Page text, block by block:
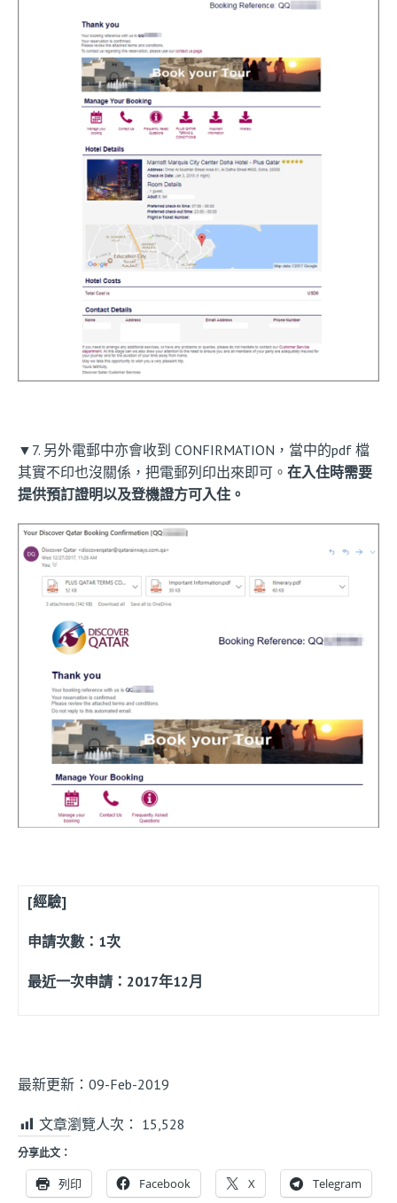
▼7. 另外電郵中亦會收到 CONFIRMATION，當中的pdf 檔
其實不印也沒關係，把電郵列印出來即可。 在入住時需要
提供預訂證明以及登機證方可入住。
[經驗]
申請次數：1次
最近一次申請：2017年12月
最新更新：09-Feb-2019
文章瀏覽人次： 15,528
分享此文：
列印 Facebook X Telegram